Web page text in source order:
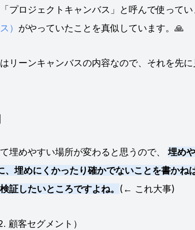
プロジェクトキャンバス」と呼んで使って
） がやっていたことを真似しています。🙏
リーンキャンバスの内容なので、それを先
埋めやすい場所が変わると思うので、埋め
、埋めにくかったり確かでないことを書かね
証したいところですよね。
(← これ大事)
顧客セグメント）